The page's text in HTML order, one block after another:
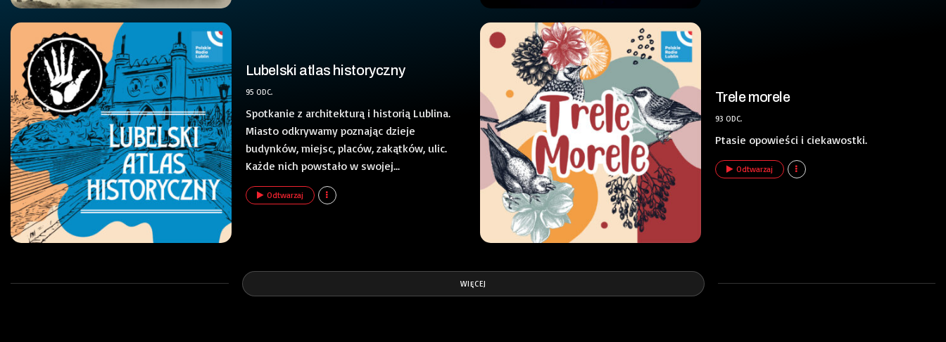
Lubelski atlas historyczny
95 ODC.
Spotkanie z architekturą i historią Lublina.
Miasto odkrywamy poznając dzieje
budynków, miejsc, placów, zakątków, ulic.
Każde nich powstało w swojej...
Odtwarzaj
Trele morele
93 ODC.
Ptasie opowieści i ciekawostki.
Odtwarzaj
WIĘCEJ